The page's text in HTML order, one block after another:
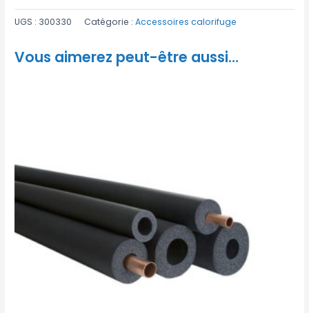
UGS : 300330 Catégorie :Accessoires calorifuge
Vous aimerez peut-être aussi…